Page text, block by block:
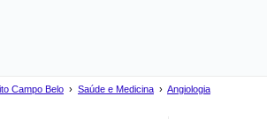
Campo Belo › Saúde e Medicina › Angiologia